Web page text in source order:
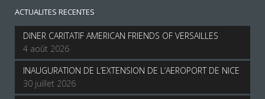
ACTUALITES RECENTES
DINER CARITATIF AMERICAN FRIENDS OF VERSAILLES
4 août 2026
INAUGURATION DE L’EXTENSION DE L’AEROPORT DE NICE
30 juillet 2026